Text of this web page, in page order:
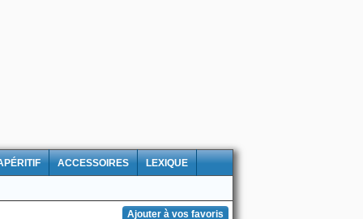
ACCESSOIRES LEXIQUE